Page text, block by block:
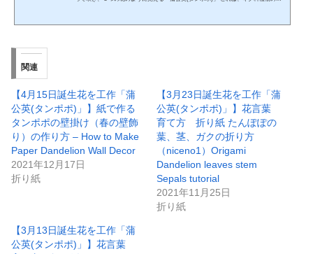
関連
【4月15日誕生花を工作「蒲
公英(タンポポ)」】紙で作る
タンポポの壁掛け（春の壁飾
り）の作り方 – How to Make
Paper Dandelion Wall Decor
2021年12月17日
折り紙
【3月23日誕生花を工作「蒲
公英(タンポポ)」】花言葉
育て方 折り紙 たんぽぽの
葉、茎、ガクの折り方
（niceno1）Origami
Dandelion leaves stem
Sepals tutorial
2021年11月25日
折り紙
【3月13日誕生花を工作「蒲
公英(タンポポ)」】花言葉